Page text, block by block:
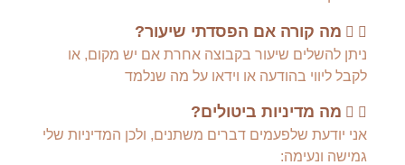
מה קורה אם הפסדתי שיעור?
ניתן להשלים שיעור בקבוצה אחרת אם יש מקום, או
לקבל ליווי בהודעה או וידאו על מה שנלמד
מה מדיניות ביטולים?
אני יודעת שלפעמים דברים משתנים, ולכן המדיניות שלי
גמישה ונעימה: